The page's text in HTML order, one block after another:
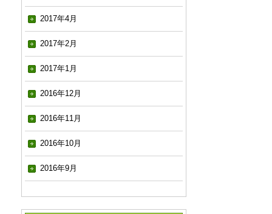
2017年4月
2017年2月
2017年1月
2016年12月
2016年11月
2016年10月
2016年9月